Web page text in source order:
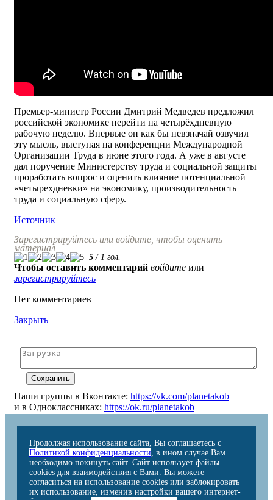
Премьер-министр России Дмитрий Медведев предложил
российской экономике перейти на четырёхдневную
рабочую неделю. Впервые он как бы невзначай озвучил
эту мысль, выступая на конференции Международной
Организации Труда в июне этого года. А уже в августе
дал поручение Министерству труда и социальной защиты
проработать вопрос и оценить влияние потенциальной
«четырехдневки» на экономику, производительность
труда и социальную сферу.
Источник
Зарегистрируйтесь или войдите, чтобы оценить
материал
5 / 1 гол.
Чтобы оставить комментарий войдите или
зарегистрируйтесь
Нет комментариев
Закрыть
Наши группы в Вконтакте: https://vk.com/planetakob
и в Одноклассниках: https://ok.ru/planetakob
Продолжая использование сайта, Вы соглашаетесь с
Политикой конфиденциальности, в ином случае Вам
необходимо покинуть сайт. Сайт использует файлы
cookies для взаимодействия с Вами. Вы можете
согласиться на использование cookies или заблокировать
их использование, изменив настройки вашего интернет-